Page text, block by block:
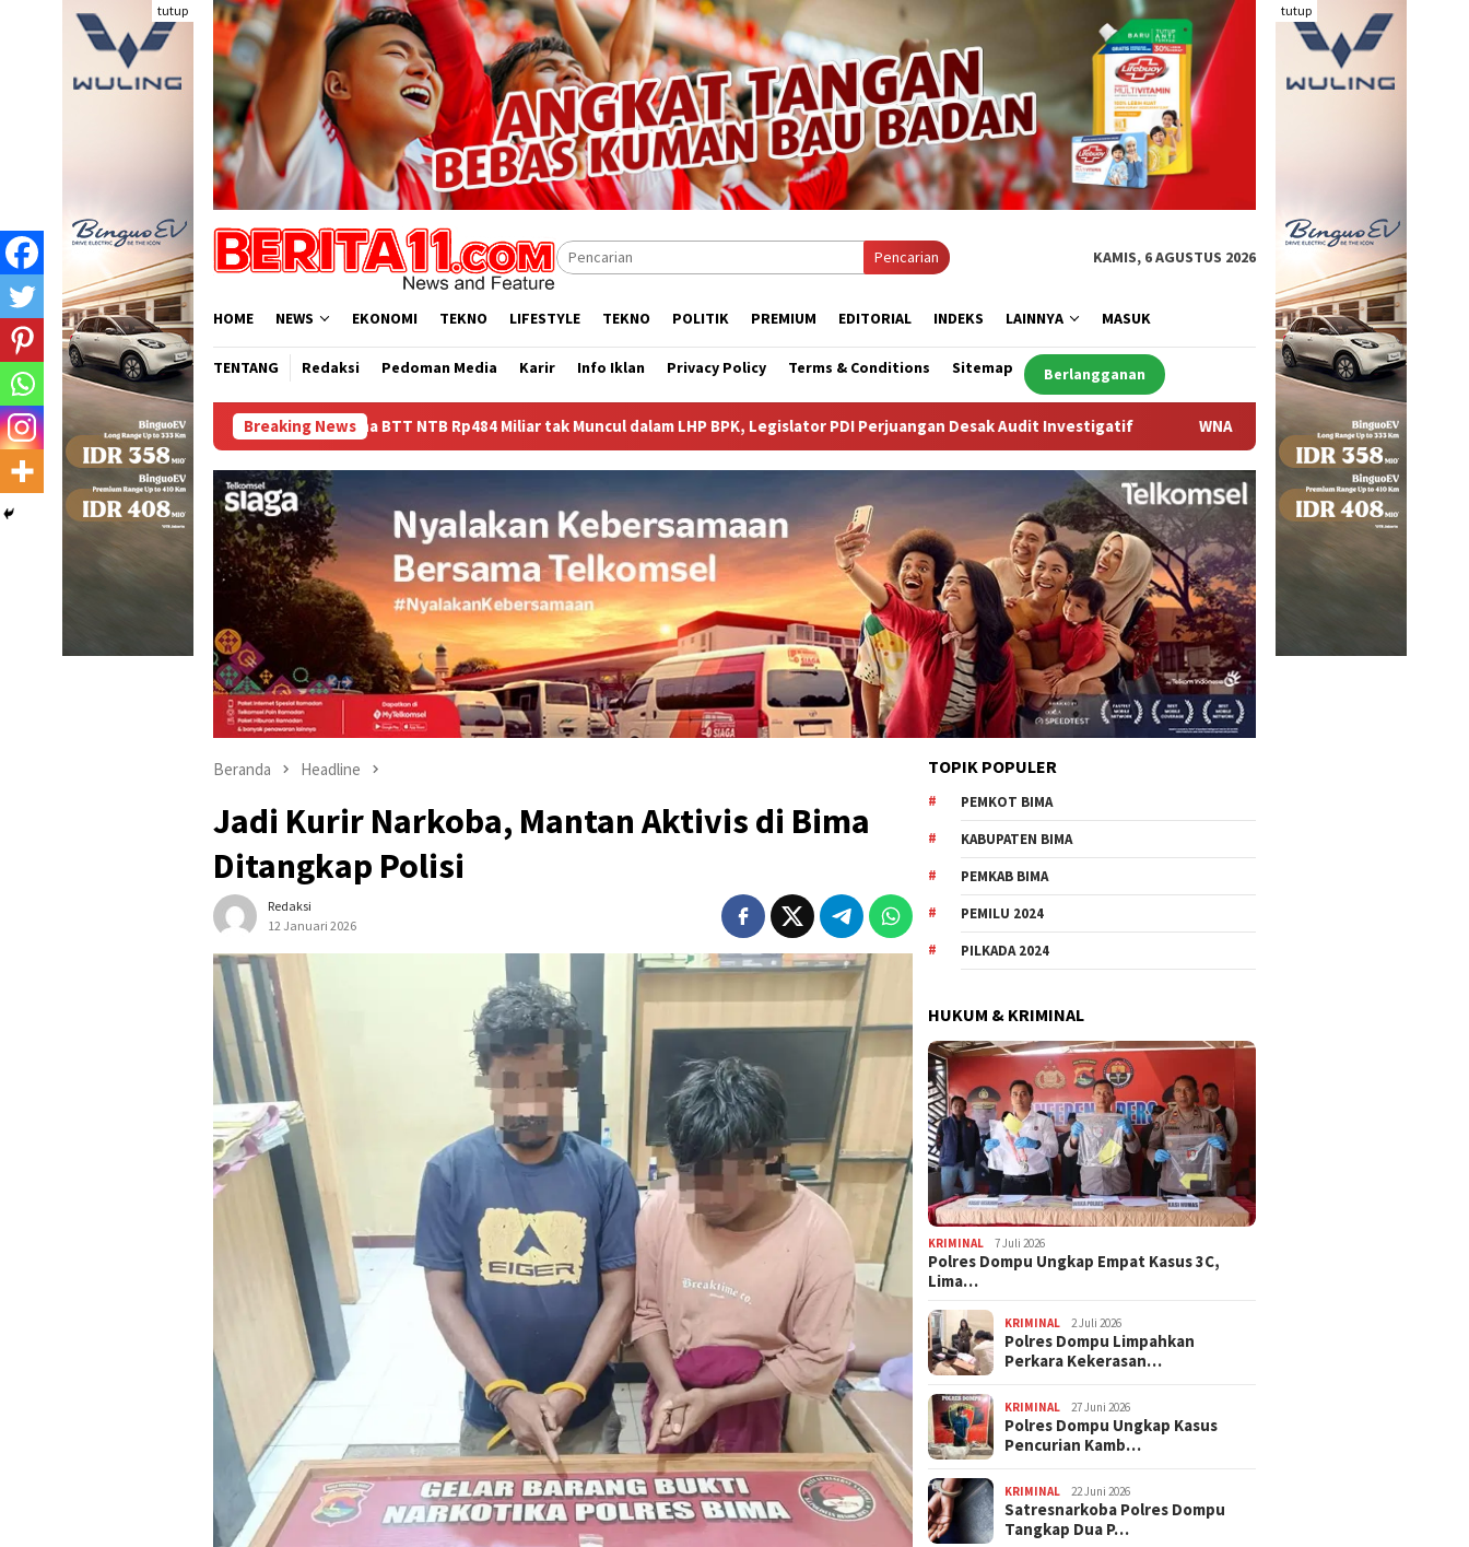
tutup tutup
Pencarian KAMIS, 6 AGUSTUS 2026
HOME NEWS EKONOMI TEKNO LIFESTYLE TEKNO POLITIK PREMIUM EDITORIAL INDEKS LAINNYA MASUK
TENTANG Redaksi Pedoman Media Karir Info Iklan Privacy Policy Terms & Conditions Sitemap Berlangganan
Breaking News
Dana BTT NTB Rp484 Miliar tak Muncul dalam LHP BPK, Legislator PDI Perjuangan Desak Audit Investigatif WNA Asal Arab Saudi Ditemukan Meninggal di Desa Piong
Beranda Headline
Jadi Kurir Narkoba, Mantan Aktivis di Bima
Ditangkap Polisi
Redaksi
12 Januari 2026
TOPIK POPULER
PEMKOT BIMA
KABUPATEN BIMA
PEMKAB BIMA
PEMILU 2024
PILKADA 2024
HUKUM & KRIMINAL
KRIMINAL 7 Juli 2026
Polres Dompu Ungkap Empat Kasus 3C,
Lima…
KRIMINAL 2 Juli 2026
Polres Dompu Limpahkan
Perkara Kekerasan…
KRIMINAL 27 Juni 2026
Polres Dompu Ungkap Kasus
Pencurian Kamb…
KRIMINAL 22 Juni 2026
Satresnarkoba Polres Dompu
Tangkap Dua P…